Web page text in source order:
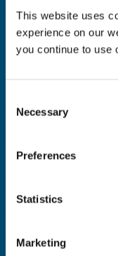
This website uses
experience on our
you continue to use
Selection
Necessary
Preferences
Statistics
Marketing
Quantity*
Product Name*